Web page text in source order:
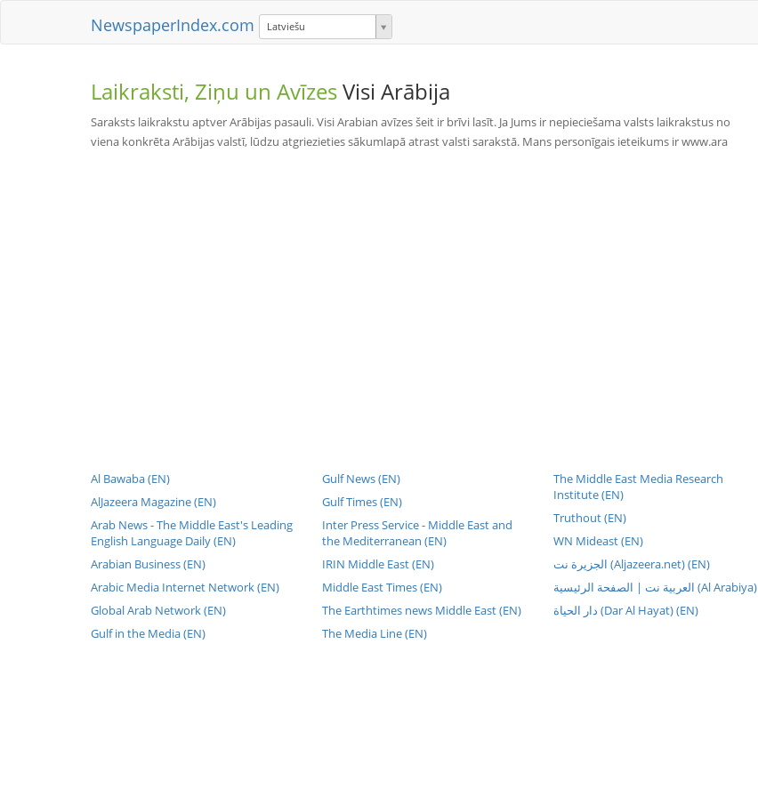
NewspaperIndex.com Latviešu
Laikraksti, Ziņu un AvīzesVisi Arābija
Saraksts laikrakstu aptver Arābijas pasauli. Visi Arabian avīzes šeit ir brīvi lasīt. Ja Jums ir nepieciešama valsts laikrakstus no
viena konkrēta Arābijas valstī, lūdzu atgriezieties sākumlapā atrast valsti sarakstā. Mans personīgais ieteikums ir www.ara
Al Bawaba (EN)
AlJazeera Magazine (EN)
Arab News - The Middle East's Leading
English Language Daily (EN)
Arabian Business (EN)
Arabic Media Internet Network (EN)
Global Arab Network (EN)
Gulf in the Media (EN)
Gulf News (EN)
Gulf Times (EN)
Inter Press Service - Middle East and
the Mediterranean (EN)
IRIN Middle East (EN)
Middle East Times (EN)
The Earthtimes news Middle East (EN)
The Media Line (EN)
The Middle East Media Research
Institute (EN)
Truthout (EN)
WN Mideast (EN)
الجزيرة نت (Aljazeera.net) (EN)
العربية نت | الصفحة الرئيسية (Al Arabiya)
دار الحياة (Dar Al Hayat) (EN)